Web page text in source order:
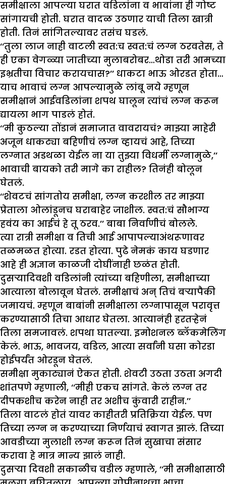
समीक्षाला आपल्या घरात वडिलांना व भावांना ही गोष्ट
सांगायची होती. घरात वादळ उठणार याची तिला खात्री
होती. तिनं सांगितल्यावर तसंच घडलं.
‘‘तुला लाज नाही वाटली स्वत:च स्वत:चं लग्न ठरवतेस, ते
ही एका वेगळ्या जातीच्या मुलाबरोबर…थोडा तरी आमच्या
इभ्रतीचा विचार करायचास?’’ धाकटा भाऊ ओरडत होता…
याच भावाचं लग्न आपल्यामुळे लांबू नये म्हणून
समीक्षानं आईवडिलांना शपथ घालून त्यांचं लग्न करून
द्यायला भाग पाडलं होतं.
‘‘मी कुठल्या तोंडानं समाजात वावरायचं? माझ्या माहेरी
अजून धाकट्या बहिणीचं लग्न व्हायचं आहे, तिच्या
लग्नात अडथळा येईल ना या तुझ्या विधर्मी लग्नामुळे,’’
भावाची बायको तरी मागे का राहील? तिनंही बोलून
घेतलं.
‘‘शेवटचं सांगतोय समीक्षा, लग्न करशील तर माझ्या
प्रेताला ओलांडूनच घराबाहेर जाशील. स्वत:चं सौभाग्य
हवंय का आईचं हे तू ठरव.’’ बाबा निर्वाणीचं बोलले.
त्या रात्री समीक्षा व तिची आई आपापल्याअंथरूणावर
तळमळत होत्या. रडत होत्या. पुढे नेमकं काय घडणार
आहे ही अज्ञान काळजी दोघींनाही छळंत होती.
दुसऱ्यादिवशी वडिलांनी त्यांच्या बहिणीला, समीक्षाच्या
आत्याला बोलावून घेतलं. समीक्षाचं अन् तिचं बऱ्यापैकी
जमायचं. म्हणून बाबांनी समीक्षाला लग्नापासून परावृत्त
करण्यासाठी तिचा आधार घेतला. आत्यानंही हरतऱ्हेनं
तिला समजावलं. शपथा घातल्या. इमोशनल ब्लॅकमेलिंग
केलं. भाऊ, भावजय, वडिल, आत्या सर्वांनी घसा कोरडा
होईपर्यंत ओरडून घेतलं.
समीक्षा मुकाट्यानं ऐकत होती. शेवटी उठता उठता अगदी
शांतपणे म्हणाली, ‘‘मीही एकच सांगते. केलं लग्न तर
दीपकशीच करेन नाही तर अशीच कुंवारी राहीन.’’
तिला वाटलं होतं यावर काहीतरी प्रतिक्रिया येईल. पण
तिच्या लग्न न करण्याच्या निर्णयाचं स्वागत झालं. तिच्या
आवडीच्या मुलाशी लग्न करून तिनं सुखाचा संसार
करावा हे मात्र मान्य झालं नाही.
दुसऱ्या दिवशी सकाळीच वडील म्हणाले, ‘‘मी समीक्षासाठी